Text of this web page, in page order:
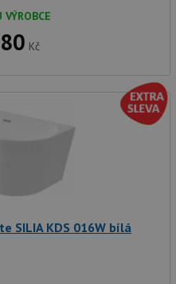
Kč
SILIA KDS 016W bílá